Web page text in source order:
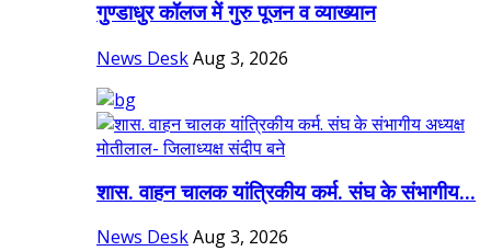
गुण्डाधुर कॉलज में गुरु पूजन व व्याख्यान
News DeskAug 3, 2026
शास. वाहन चालक यांत्रिकीय कर्म. संघ के संभागीय...
News DeskAug 3, 2026